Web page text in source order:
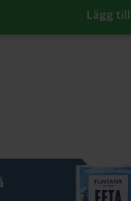
Lägg till